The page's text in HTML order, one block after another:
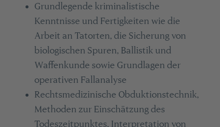
Grundlegende kriminalistische
Kenntnisse und Fertigkeiten wie die
Arbeit an Tatorten, die Sicherung von
biologischen Spuren, Ballistik und
Waffenkunde sowie Grundlagen der
operativen Fallanalyse
Rechtsmedizinische Obduktionstechnik,
Methoden zur Einschätzung des
Todeszeitpunktes, Interpretation von